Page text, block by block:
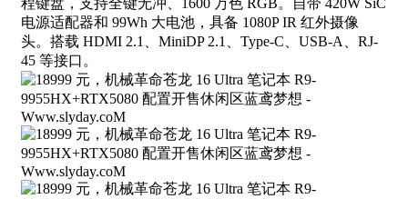
电源适配器和 99Wh 大电池，具备 1080P IR 红外摄像
头。搭载 HDMI 2.1、MiniDP 2.1、Type-C、USB-A、RJ-
45 等接口。